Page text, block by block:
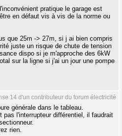
pratique le garage est
en défaut vis à vis de la norme ou
que 25m -> 27m, si j ai bien compris
juste un risque de chute de tension
dispo si je m'approche des 6kW
sur la ligne si j'ai un jour une pompe
14 d'un contributeur du forum électricité
générale dans le tableau.
pas l'interrupteur différentiel, il faudrait
rien.